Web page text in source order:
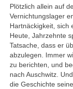
Plötzlich allein auf
Vernichtungslager
Hartnäckigkeit, sich
Heute, Jahrzehnte
Tatsache, dass er
abzulegen. Immer
zu berichten, und
nach Auschwitz.
die Geschichte